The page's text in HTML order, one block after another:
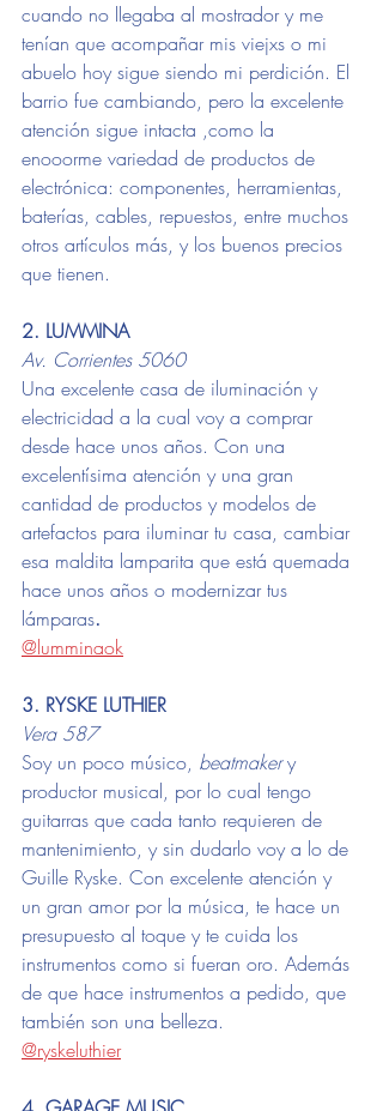
cuando no llegaba al mostrador y me
tenían que acompañar mis viejxs o mi
abuelo hoy sigue siendo mi perdición. El
barrio fue cambiando, pero la excelente
atención sigue intacta ,como la
enooorme variedad de productos de
electrónica: componentes, herramientas,
baterías, cables, repuestos, entre muchos
otros artículos más, y los buenos precios
que tienen.
2. LUMMINA
Av. Corrientes 5060
Una excelente casa de iluminación y
electricidad a la cual voy a comprar
desde hace unos años. Con una
excelentísima atención y una gran
cantidad de productos y modelos de
artefactos para iluminar tu casa, cambiar
esa maldita lamparita que está quemada
hace unos años o modernizar tus
lámparas.
@lumminaok
3. RYSKE LUTHIER
Vera 587
Soy un poco músico, beatmaker y
productor musical, por lo cual tengo
guitarras que cada tanto requieren de
mantenimiento, y sin dudarlo voy a lo de
Guille Ryske. Con excelente atención y
un gran amor por la música, te hace un
presupuesto al toque y te cuida los
instrumentos como si fueran oro. Además
de que hace instrumentos a pedido, que
también son una belleza.
@ryskeluthier